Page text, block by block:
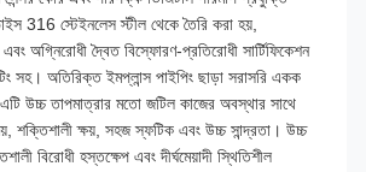
316 স্টেইনলেস স্টীল থেকে তৈরি করা হয়,
এবং অগ্নিরোধী দ্বৈত বিস্ফোরণ-প্রতিরোধী সার্টিফিকেশন
সহ। অতিরিক্ত ইমপ্লান্স পাইপিং ছাড়া সরাসরি একক
উচ্চ তাপমাত্রার মতো জটিল কাজের অবস্থার সাথে
শক্তিশালী ক্ষয়, সহজ স্ফটিক এবং উচ্চ সান্দ্রতা। উচ্চ
বিরোধী হস্তক্ষেপ এবং দীর্ঘমেয়াদী স্থিতিশীল